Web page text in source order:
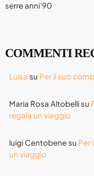
serre anni’90
COMMENTI
Luisa su Per il suo
Maria Rosa Altobellisu
regala un viaggio
luigi Centobenesu Per
un viaggio